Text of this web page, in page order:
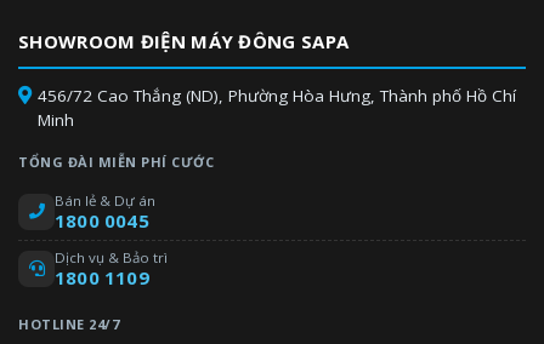
SHOWROOM ĐIỆN MÁY ĐÔNG SAPA
456/72 Cao Thắng (ND), Phường Hòa Hưng, Thành phố Hồ Chí
Minh
TỔNG ĐÀI MIỄN PHÍ CƯỚC
Bán lẻ & Dự án
1800 0045
Dịch vụ & Bảo trì
1800 1109
HOTLINE 24/7